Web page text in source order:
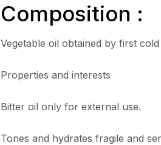
Composition :
Vegetable oil obtained by first
Properties and interests
Bitter oil only for external use.
Tones and hydrates fragile and